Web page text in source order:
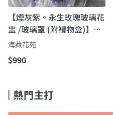
【煙灰紫。永生玫瑰玻璃花
盅 /玻璃罩 (附禮物盒)】創
意送禮｜紫玫瑰玻璃罩花
禮・把心意好好收藏
海藏花苑
$990
熱門主打